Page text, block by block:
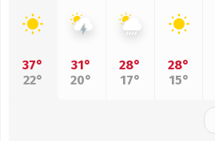
37°
22°
31°
20°
28°
17°
28°
15°